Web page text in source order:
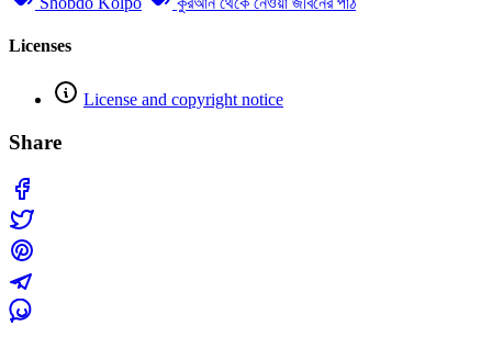
Licenses
License and copyright notice
Share